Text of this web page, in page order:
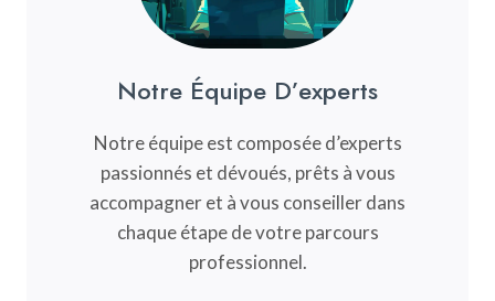
Notre Équipe D’experts
Notre équipe est composée d’experts
passionnés et dévoués, prêts à vous
accompagner et à vous conseiller dans
chaque étape de votre parcours
professionnel.